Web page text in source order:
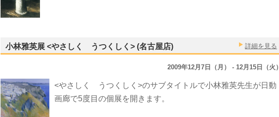
小林雅英展 <やさしく うつくしく> (名古屋店) 詳細を見る
2009年12月7日（月） - 12月15日（火）
<やさしく うつくしく>のサブタイトルで小林雅英先生が日動
画廊で5度目の個展を開きます。